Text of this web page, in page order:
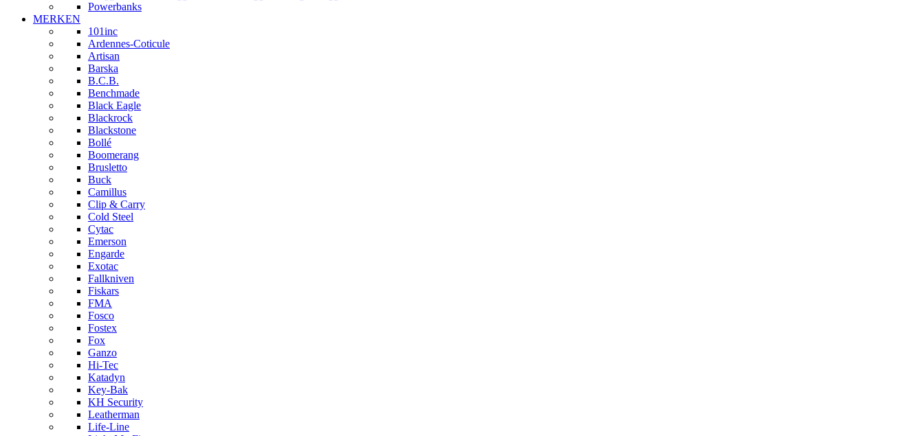
Powerbanks
MERKEN
101inc
Ardennes-Coticule
Artisan
Barska
B.C.B.
Benchmade
Black Eagle
Blackrock
Blackstone
Bollé
Boomerang
Brusletto
Buck
Camillus
Clip & Carry
Cold Steel
Cytac
Emerson
Engarde
Exotac
Fallkniven
Fiskars
FMA
Fosco
Fostex
Fox
Ganzo
Hi-Tec
Katadyn
Key-Bak
KH Security
Leatherman
Life-Line